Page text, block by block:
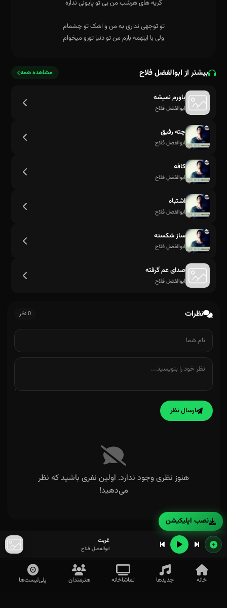
گریه های هرشب من بی تو پایونی نداره
بیشتر از ابوالفضل فلاح مشاهده همه
باورم نمیشه
ابوالفضل فلاح
چته رفیق
ابوالفضل فلاح
کافه
ابوالفضل فلاح
اشتباه
ابوالفضل فلاح
ساز شکسته
ابوالفضل فلاح
صدای غم گرفته
ابوالفضل فلاح
نظرات 0 نظر
ارسال نظر
هنوز نظری وجود ندارد. اولین نفری باشید که نظر
می‌دهید!
غربت
ابوالفضل فلاح
خانه جدیدها تماشاخانه هنرمندان پلی‌لیست‌ها
نصب اپلیکیشن